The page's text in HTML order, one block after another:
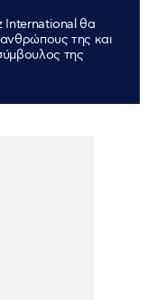
International θα
της και
της